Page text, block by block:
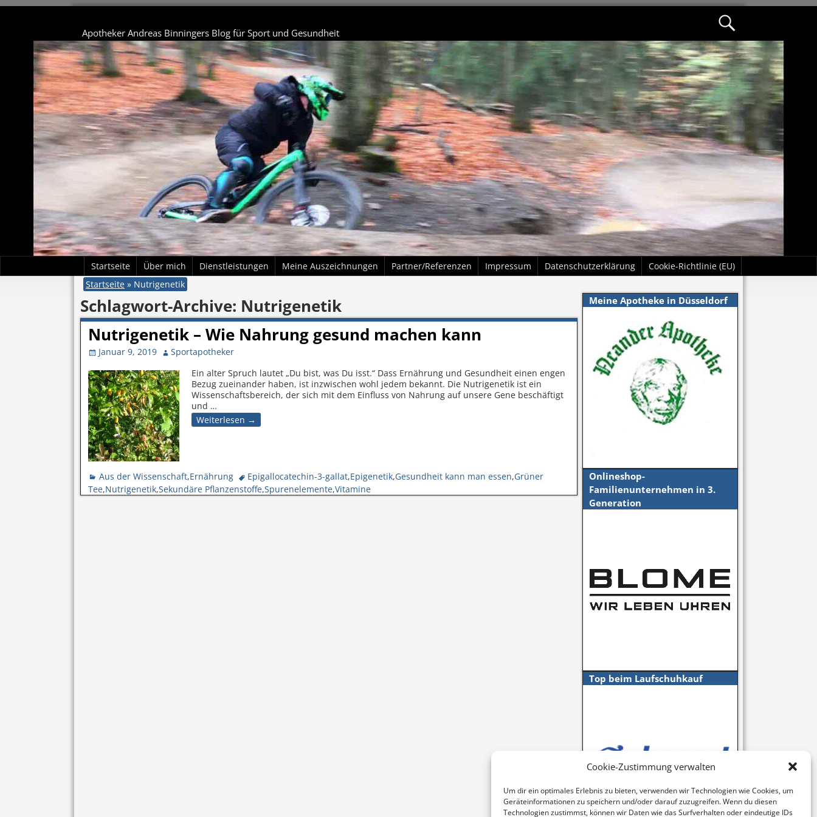
Cookie-Zustimmung verwalten
Um dir ein optimales Erlebnis zu bieten, verwenden wir Technologien wie Cookies, um
Geräteinformationen zu speichern und/oder darauf zuzugreifen. Wenn du diesen
Technologien zustimmst, können wir Daten wie das Surfverhalten oder eindeutige IDs
Apotheker Andreas Binningers Blog für Sport und Gesundheit
Startseite Über mich Dienstleistungen Meine Auszeichnungen Partner/Referenzen Impressum Datenschutzerklärung
Cookie-Richtlinie (EU)
Startseite » Nutrigenetik
Schlagwort-Archive: Nutrigenetik
Nutrigenetik – Wie Nahrung gesund machen kann
Januar 9, 2019
Sportapotheker
Ein alter Spruch lautet „Du bist, was Du isst.“ Dass Ernährung und Gesundheit einen engen
Bezug zueinander haben, ist inzwischen wohl jedem bekannt. Die Nutrigenetik ist ein
Wissenschaftsbereich, der sich mit dem Einfluss von Nahrung auf unsere Gene beschäftigt
und …
Weiterlesen →
Aus der Wissenschaft,Ernährung Epigallocatechin-3-gallat,Epigenetik,Gesundheit kann man essen,Grüner
Tee,Nutrigenetik,Sekundäre Pflanzenstoffe,Spurenelemente,Vitamine
Meine Apotheke in Düsseldorf
Onlineshop-
Familienunternehmen in 3.
Generation
Top beim Laufschuhkauf